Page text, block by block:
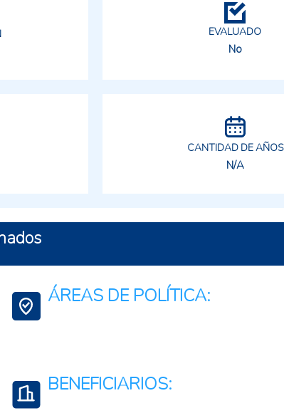
EVALUADO
No
CANTIDAD DE AÑOS
N/A
ÁREAS DE POLÍTICA:
BENEFICIARIOS: